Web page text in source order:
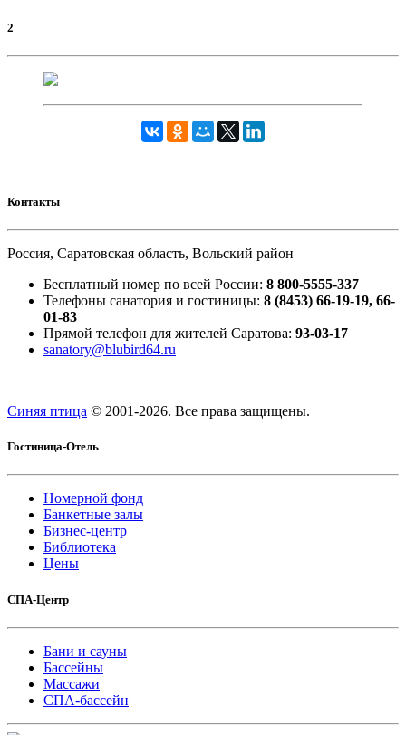
2
Контакты
Россия, Саратовская область, Вольский район
Бесплатный номер по всей России: 8 800-5555-337
Телефоны санатория и гостиницы: 8 (8453) 66-19-19, 66-
01-83
Прямой телефон для жителей Саратова: 93-03-17
sanatory@blubird64.ru
Синяя птица © 2001-2026. Все права защищены.
Гостиница-Отель
Номерной фонд
Банкетные залы
Бизнес-центр
Библиотека
Цены
СПА-Центр
Бани и сауны
Бассейны
Массажи
СПА-бассейн